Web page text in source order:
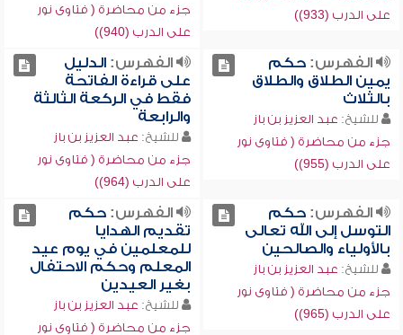
على الدرب (933))
جزء من محاضرة ( فتاوى نور
على الدرب (940))
الفهرس:حكم
يمين الطلاق والطلاق
بالثلاث
للشيخ: عبد العزيز بن باز
جزء من محاضرة ( فتاوى نور
على الدرب (955))
الفهرس:الدليل
على قراءة الفاتحة
فقط في الركعة الثالثة
والرابعة
للشيخ: عبد العزيز بن باز
جزء من محاضرة ( فتاوى نور
على الدرب (964))
الفهرس:حكم
التوسل إلى الله تعالى
بالأولياء والصالحين
للشيخ: عبد العزيز بن باز
جزء من محاضرة ( فتاوى نور
على الدرب (965))
الفهرس:حكم
تقديم الهدايا
للمعلمين في يوم عيد
المعلم وحكم الاحتفال
بغير العيدين
للشيخ: عبد العزيز بن باز
جزء من محاضرة ( فتاوى نور